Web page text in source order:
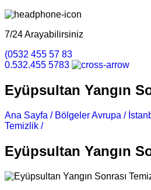
7/24 Arayabilirsiniz
(0532 455 57 83
0.532.455 5783
Eyüpsultan Yangın
Ana Sayfa / Bölgeler Avrupa /
Temizlik /
Eyüpsultan Yangın